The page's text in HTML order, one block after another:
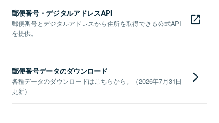
郵便番号・デジタルアドレスAPI
郵便番号とデジタルアドレスから住所を取得できる公式API
を提供。
郵便番号データのダウンロード
各種データのダウンロードはこちらから。（2026年7月31日
更新）